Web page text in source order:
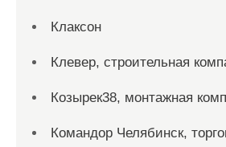
Клаксон
Клевер, строительная
Козырек38, монтажная
Командор Челябинск,